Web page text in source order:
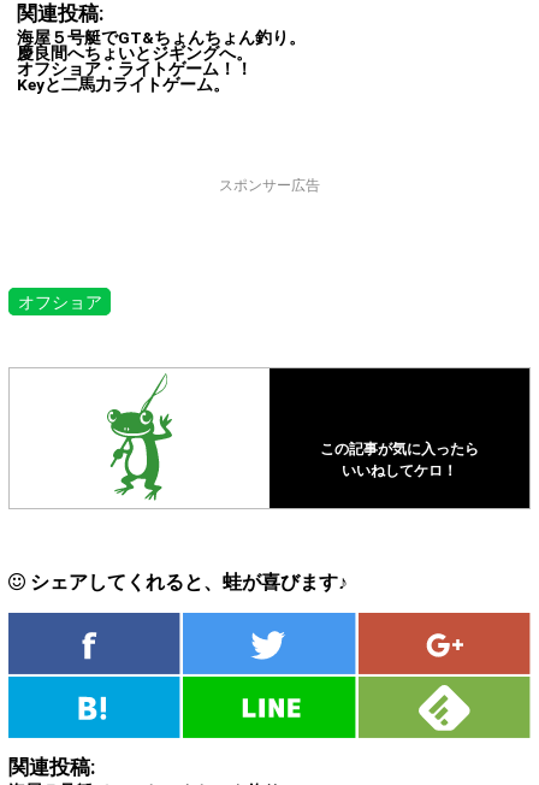
関連投稿:
海屋５号艇でGT&ちょんちょん釣り。
慶良間へちょいとジギングへ。
オフショア・ライトゲーム！！
Keyと二馬力ライトゲーム。
スポンサー広告
オフショア
この記事が気に入ったら
いいねしてケロ！
シェアしてくれると、蛙が喜びます♪
関連投稿: